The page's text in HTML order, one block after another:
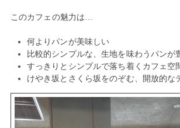
このカフェの魅力は…
何よりパンが美味しい
比較的シンプルな、生地を味わうパンが
すっきりとシンプルで落ち着くカフェ空
けやき坂とさくら坂をのぞむ、開放的な